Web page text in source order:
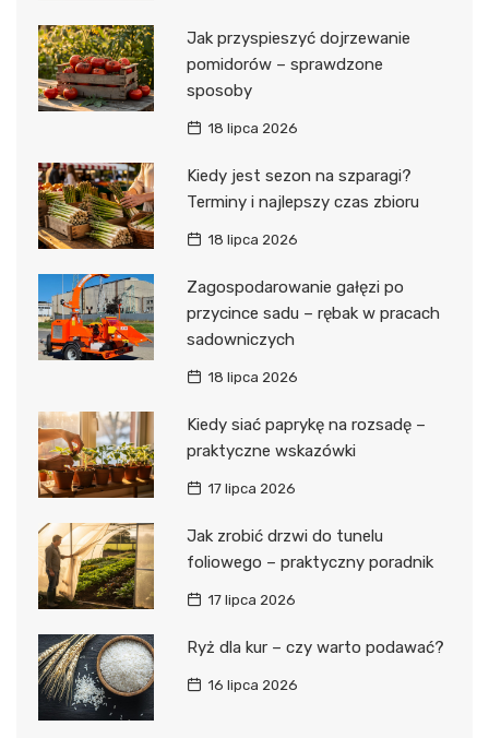
Jak przyspieszyć dojrzewanie
pomidorów – sprawdzone
sposoby
18 lipca 2026
Kiedy jest sezon na szparagi?
Terminy i najlepszy czas zbioru
18 lipca 2026
Zagospodarowanie gałęzi po
przycince sadu – rębak w pracach
sadowniczych
18 lipca 2026
Kiedy siać paprykę na rozsadę –
praktyczne wskazówki
17 lipca 2026
Jak zrobić drzwi do tunelu
foliowego – praktyczny poradnik
17 lipca 2026
Ryż dla kur – czy warto podawać?
16 lipca 2026